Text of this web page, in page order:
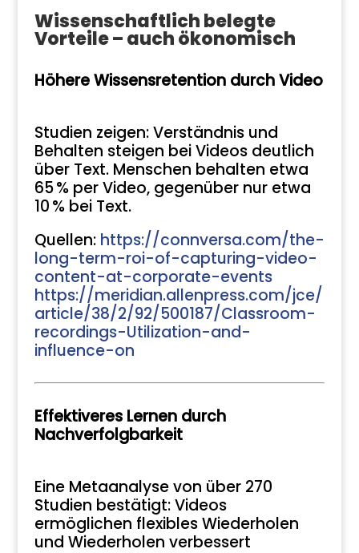
Wissenschaftlich belegte
Vorteile – auch ökonomisch
Höhere Wissensretention durch Video
Studien zeigen: Verständnis und
Behalten steigen bei Videos deutlich
über Text. Menschen behalten etwa
65 % per Video, gegenüber nur etwa
10 % bei Text.
Quellen: https://connversa.com/the-
long-term-roi-of-capturing-video-
content-at-corporate-events
https://meridian.allenpress.com/jce/
article/38/2/92/500187/Classroom-
recordings-Utilization-and-
influence-on
Effektiveres Lernen durch
Nachverfolgbarkeit
Eine Metaanalyse von über 270
Studien bestätigt: Videos
ermöglichen flexibles Wiederholen
und Wiederholen verbessert